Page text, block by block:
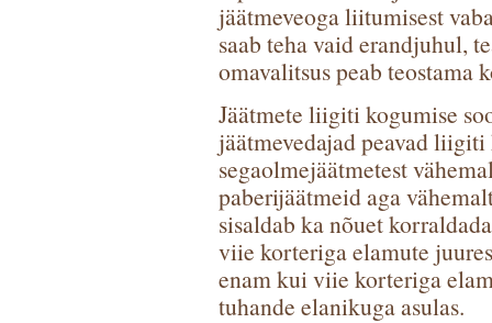
jäätmeveoga liitumisest
saab teha vaid erandjuhul,
omavalitsus peab teostama
Jäätmete liigiti kogumise
jäätmevedajad peavad
segaolmejäätmetest
paberijäätmeid aga
sisaldab ka nõuet
viie korteriga elamute
enam kui viie korteriga
tuhande elanikuga asulas.